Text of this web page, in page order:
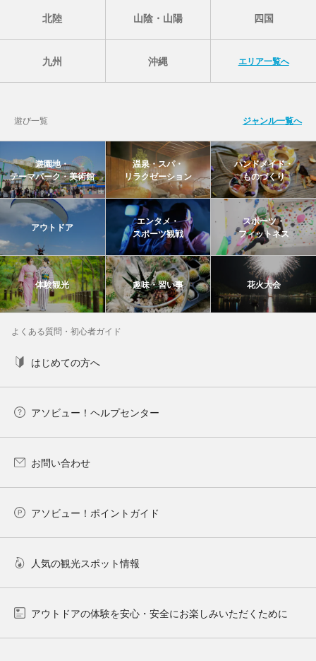
北陸 山陰・山陽 四国
九州 沖縄 エリア一覧へ
遊び一覧 ジャンル一覧へ
遊園地・
テーマパーク・美術館
温泉・スパ・
リラクゼーション
ハンドメイド・
ものづくり
アウトドア
エンタメ・
スポーツ観戦
スポーツ・
フィットネス
体験観光 趣味・習い事 花火大会
よくある質問・初心者ガイド
はじめての方へ
アソビュー！ヘルプセンター
お問い合わせ
アソビュー！ポイントガイド
人気の観光スポット情報
アウトドアの体験を安心・安全にお楽しみいただくために